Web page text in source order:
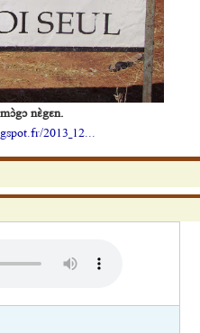
nɛ̀gɛn.
2013_12...